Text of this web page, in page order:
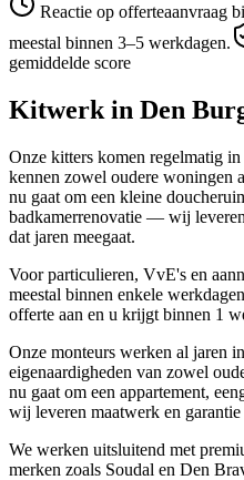
Reactie op offerteaanvraag
meestal binnen 3–5 werkdagen.
gemiddelde score
Kitwerk in Den
Onze kitters komen regelmatig
kennen zowel oudere woningen
nu gaat om een kleine
badkamerrenovatie — wij
dat jaren meegaat.
Voor particulieren, VvE's en
meestal binnen enkele
offerte aan en u krijgt binnen 1
Onze monteurs werken al jaren
eigenaardigheden van zowel
nu gaat om een appartement,
wij leveren maatwerk en
We werken uitsluitend met
merken zoals Soudal en Den